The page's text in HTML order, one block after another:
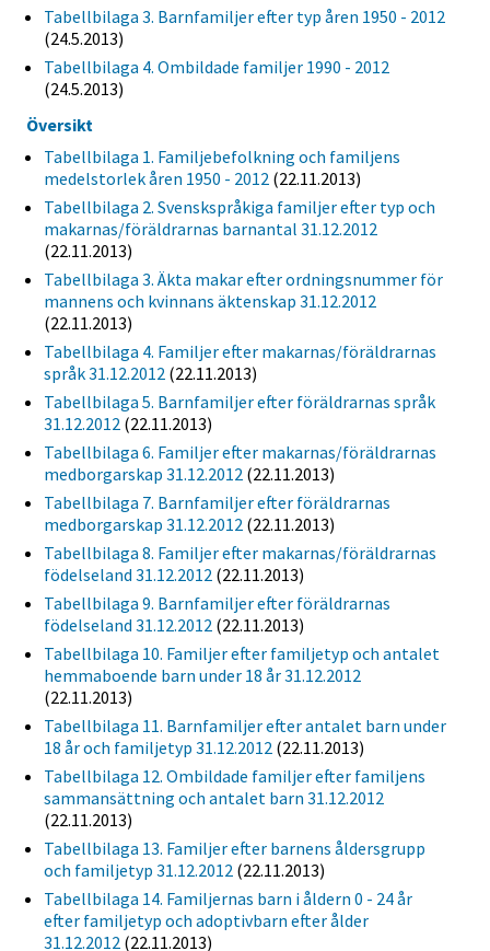
Tabellbilaga 3. Barnfamiljer efter typ åren 1950 - 2012
(24.5.2013)
Tabellbilaga 4. Ombildade familjer 1990 - 2012
(24.5.2013)
Översikt
Tabellbilaga 1. Familjebefolkning och familjens
medelstorlek åren 1950 - 2012 (22.11.2013)
Tabellbilaga 2. Svenskspråkiga familjer efter typ och
makarnas/föräldrarnas barnantal 31.12.2012
(22.11.2013)
Tabellbilaga 3. Äkta makar efter ordningsnummer för
mannens och kvinnans äktenskap 31.12.2012
(22.11.2013)
Tabellbilaga 4. Familjer efter makarnas/föräldrarnas
språk 31.12.2012 (22.11.2013)
Tabellbilaga 5. Barnfamiljer efter föräldrarnas språk
31.12.2012 (22.11.2013)
Tabellbilaga 6. Familjer efter makarnas/föräldrarnas
medborgarskap 31.12.2012 (22.11.2013)
Tabellbilaga 7. Barnfamiljer efter föräldrarnas
medborgarskap 31.12.2012 (22.11.2013)
Tabellbilaga 8. Familjer efter makarnas/föräldrarnas
födelseland 31.12.2012 (22.11.2013)
Tabellbilaga 9. Barnfamiljer efter föräldrarnas
födelseland 31.12.2012 (22.11.2013)
Tabellbilaga 10. Familjer efter familjetyp och antalet
hemmaboende barn under 18 år 31.12.2012
(22.11.2013)
Tabellbilaga 11. Barnfamiljer efter antalet barn under
18 år och familjetyp 31.12.2012 (22.11.2013)
Tabellbilaga 12. Ombildade familjer efter familjens
sammansättning och antalet barn 31.12.2012
(22.11.2013)
Tabellbilaga 13. Familjer efter barnens åldersgrupp
och familjetyp 31.12.2012 (22.11.2013)
Tabellbilaga 14. Familjernas barn i åldern 0 - 24 år
efter familjetyp och adoptivbarn efter ålder
31.12.2012 (22.11.2013)